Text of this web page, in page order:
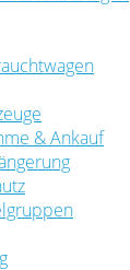
& Ankauf